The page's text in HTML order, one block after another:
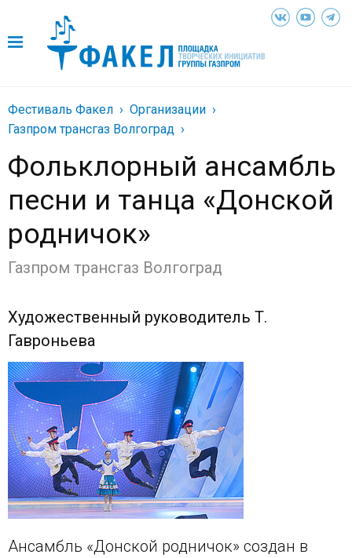
Фестиваль Факел
Организации
Газпром трансгаз Волгоград
Фольклорный ансамбль
песни и танца «Донской
родничок»
Газпром трансгаз Волгоград
Художественный руководитель Т.
Гавроньева
Ансамбль «Донской родничок» создан в